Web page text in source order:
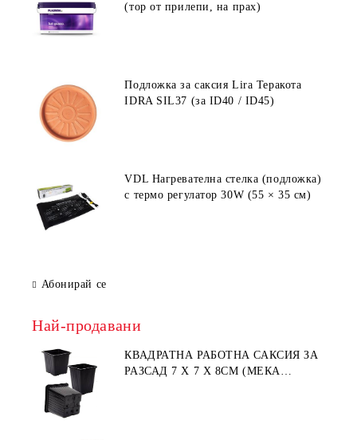
(тор от прилепи, на прах)
Подложка за саксия Lira Теракота
IDRA SIL37 (за ID40 / ID45)
VDL Нагревателна стелка (подложка)
с термо регулатор 30W (55 × 35 см)
Абонирай се
Най-продавани
КВАДРАТНА РАБОТНА САКСИЯ ЗА
РАЗСАД 7 X 7 X 8СМ (МЕКА